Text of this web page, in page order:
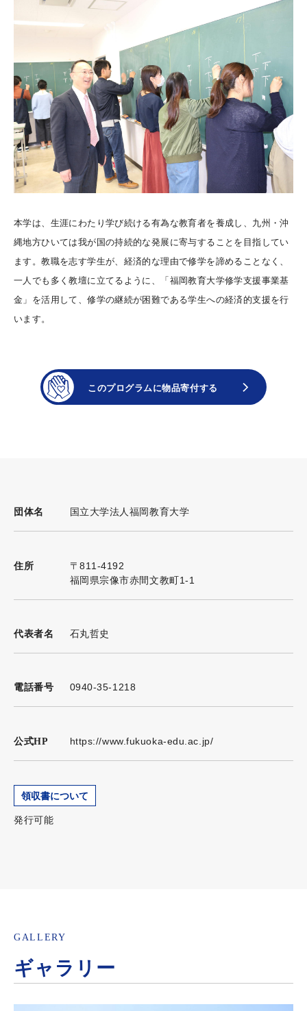
本学は、生涯にわたり学び続ける有為な教育者を養成し、九州・沖
縄地方ひいては我が国の持続的な発展に寄与することを目指してい
ます。教職を志す学生が、経済的な理由で修学を諦めることなく、
一人でも多く教壇に立てるように、「福岡教育大学修学支援事業基
金」を活用して、修学の継続が困難である学生への経済的支援を行
います。
団体名 国立大学法人福岡教育大学
住所
〒811-4192
福岡県宗像市赤間文教町1-1
代表者名 石丸哲史
電話番号 0940-35-1218
公式HP https://www.fukuoka-edu.ac.jp/
領収書について
発行可能
GALLERY
ギャラリー